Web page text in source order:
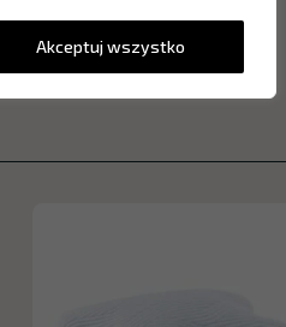
Akceptuj wszystko